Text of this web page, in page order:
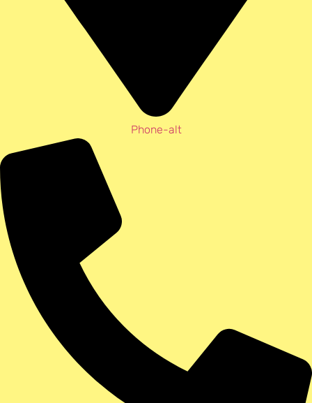
Phone-alt